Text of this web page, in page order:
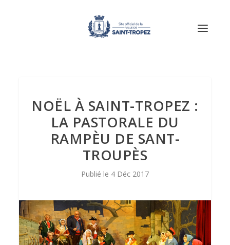
NOËL À SAINT-TROPEZ :
LA PASTORALE DU
RAMPÈU DE SANT-
TROUPÈS
4 Déc 2017